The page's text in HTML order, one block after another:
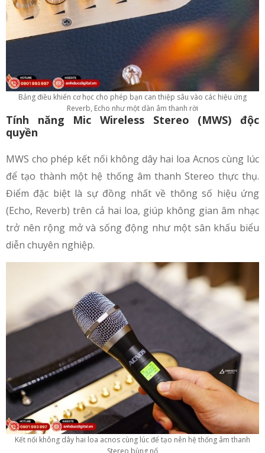
Bảng điều khiển cơ học cho phép bạn can thiệp sâu vào các hiệu ứng
Reverb, Echo như một dàn âm thanh rời
Tính năng Mic Wireless Stereo (MWS) độc
quyền
MWS cho phép kết nối không dây hai loa Acnos cùng lúc
để tạo thành một hệ thống âm thanh Stereo thực thụ.
Điểm đặc biệt là sự đồng nhất về thông số hiệu ứng
(Echo, Reverb) trên cả hai loa, giúp không gian âm nhạc
trở nên rộng mở và sống động như một sân khấu biểu
diễn chuyên nghiệp.
Kết nối không dây hai loa acnos cùng lúc để tạo nên hệ thống âm thanh
Stereo bùng nổ